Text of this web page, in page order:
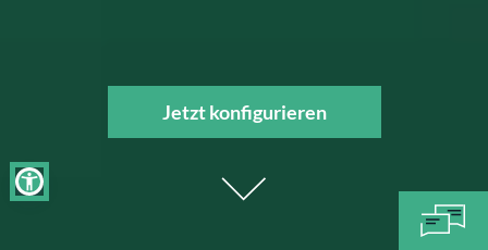
Jetzt konfigurieren